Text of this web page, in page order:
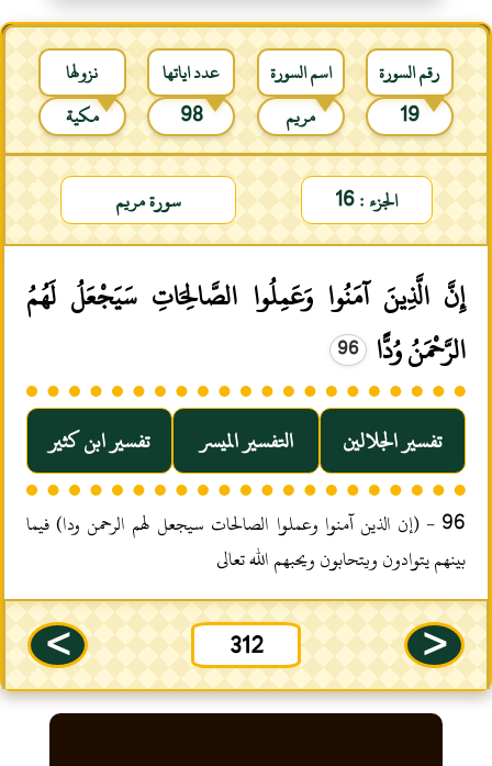
رقم السورة
19
اسم السورة
مريم
عدد اياتها
98
نزولها
مكية
الجزء : 16 سورة مريم
إِنَّ الَّذِينَ آمَنُوا وَعَمِلُوا الصَّالِحَاتِ سَيَجْعَلُ لَهُمُ
الرَّحْمَنُ وُدًّا
96
تفسير الجلالين التفسير الميسر تفسير ابن كثير
96 - (إن الذين آمنوا وعملوا الصالحات سيجعل لهم الرحمن ودا) فيما
بينهم يتوادون ويتحابون ويحبهم الله تعالى
--
<
312
>